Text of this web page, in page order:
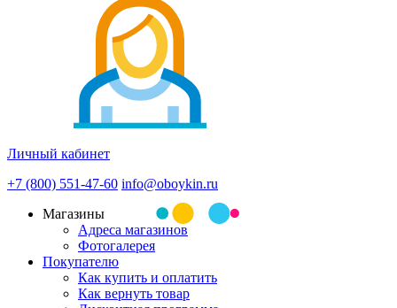
Личный кабинет
+7 (800) 551-47-60 info@oboykin.ru
Магазины
Адреса магазинов
Фотогалерея
Покупателю
Как купить и оплатить
Как вернуть товар